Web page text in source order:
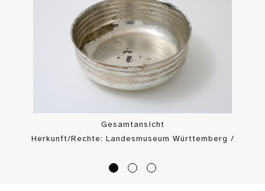
Gesamtansicht
Herkunft/Rechte: Landesmuseum Württemberg /